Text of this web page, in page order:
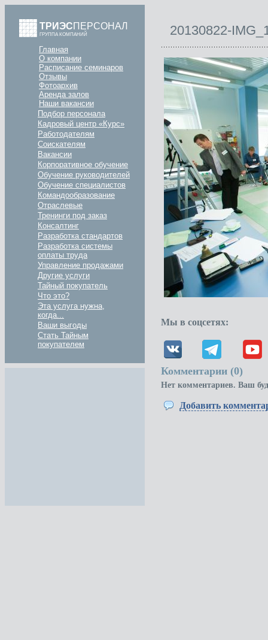
ТРИЭСПЕРСОНАЛ
ГРУППА КОМПАНИЙ
Главная
О компании
Расписание семинаров
Отзывы
Фотоархив
Аренда залов
Наши вакансии
Подбор персонала
Кадровый центр «Курс»
Работодателям
Соискателям
Вакансии
Корпоративное обучение
Обучение руководителей
Обучение специалистов
Командообразование
Отраслевые
Тренинги под заказ
Консалтинг
Разработка стандартов
Разработка системы
оплаты труда
Управление продажами
Другие услуги
Тайный покупатель
Что это?
Эта услуга нужна,
когда...
Ваши выгоды
Стать Тайным
покупателем
20130822-
Мы в соцсетях:
Комментарии (0)
Нет комментариев. Ваш
Добавить